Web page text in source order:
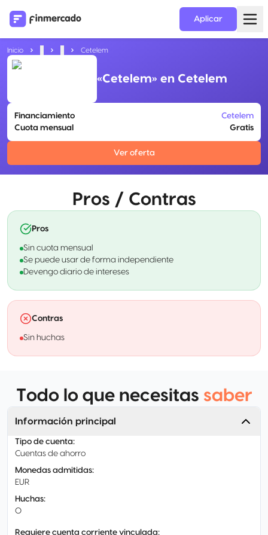
Aplicar
Inicio Cetelem
«Cetelem» en Cetelem
Financiamiento
Cetelem
Cuota mensual
Gratis
Ver oferta
Pros / Contras
Pros
Sin cuota mensual
Se puede usar de forma independiente
Devengo diario de intereses
Contras
Sin huchas
Todo lo que necesitas saber
Información principal
Tipo de cuenta:
Cuentas de ahorro
Monedas admitidas:
EUR
Huchas:
0
Requiere cuenta corriente vinculada: